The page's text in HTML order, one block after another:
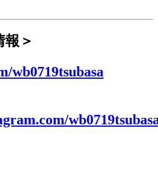
報＞
wb0719tsubasa